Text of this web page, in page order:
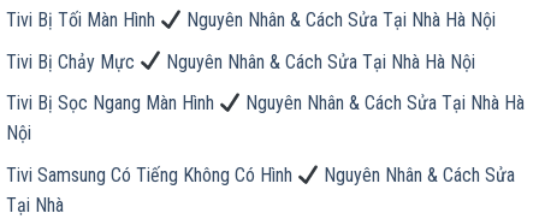
Tivi Bị Tối Màn Hình
Nguyên Nhân & Cách Sửa Tại Nhà Hà Nội
Tivi Bị Chảy Mực
Nguyên Nhân & Cách Sửa Tại Nhà Hà Nội
Tivi Bị Sọc Ngang Màn Hình
Nguyên Nhân & Cách Sửa Tại Nhà Hà
Nội
Tivi Samsung Có Tiếng Không Có Hình
Nguyên Nhân & Cách Sửa
Tại Nhà